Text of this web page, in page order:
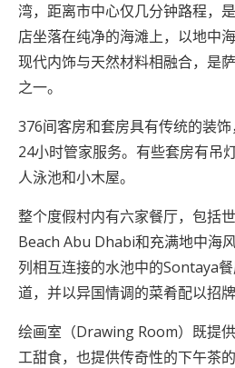
湾，距离市中心仅几分钟路程，
店坐落在纯净的海滩上，以地中
现代内饰与天然材料相融合，是
之一。
376间客房和套房具有传统的装
24小时管家服务。有些套房有吊
人泳池和小木屋。
整个度假村内有六家餐厅，包括
Beach Abu Dhabi和充满地中海
列相互连接的水池中的Sontaya
道，并以异国情调的菜肴配以招
绘画室（Drawing Room）既提
工甜食，也提供传奇性的下午茶